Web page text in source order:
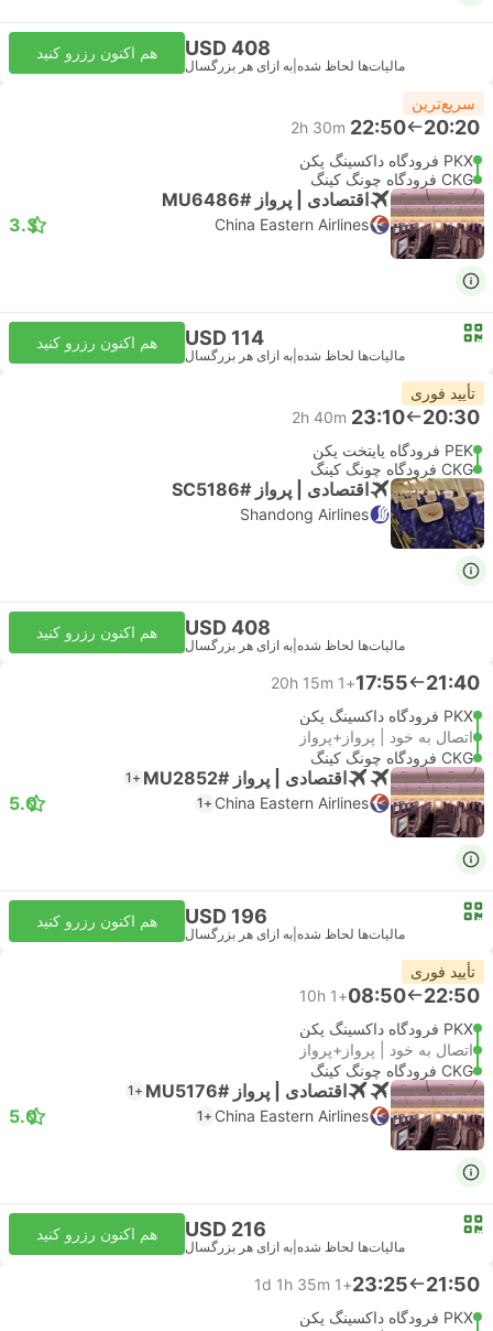
USD 408
مالیات‌ها لحاظ شده به ازای هر بزرگسال
هم اکنون رزرو کنید
سریع‌ترین
20:20
22:50
2h 30m
PKX فرودگاه داکسینگ پکن
CKG فرودگاه چونگ کینگ
اقتصادی | پرواز #MU6486
China Eastern Airlines
3.3
USD 114
مالیات‌ها لحاظ شده به ازای هر بزرگسال
هم اکنون رزرو کنید
تأیید فوری
20:30
23:10
2h 40m
PEK فرودگاه پایتخت پکن
CKG فرودگاه چونگ کینگ
اقتصادی | پرواز #SC5186
Shandong Airlines
USD 408
مالیات‌ها لحاظ شده به ازای هر بزرگسال
هم اکنون رزرو کنید
21:40
17:55
+1
20h 15m
PKX فرودگاه داکسینگ پکن
اتصال به خود | پرواز+پرواز
CKG فرودگاه چونگ کینگ
اقتصادی | پرواز #MU2852 +1
China Eastern Airlines
+1
5.0
USD 196
مالیات‌ها لحاظ شده به ازای هر بزرگسال
هم اکنون رزرو کنید
تأیید فوری
22:50
08:50
+1
10h
PKX فرودگاه داکسینگ پکن
اتصال به خود | پرواز+پرواز
CKG فرودگاه چونگ کینگ
اقتصادی | پرواز #MU5176 +1
China Eastern Airlines
+1
5.0
USD 216
مالیات‌ها لحاظ شده به ازای هر بزرگسال
هم اکنون رزرو کنید
21:50
23:25
+1
1d 1h 35m
PKX فرودگاه داکسینگ پکن